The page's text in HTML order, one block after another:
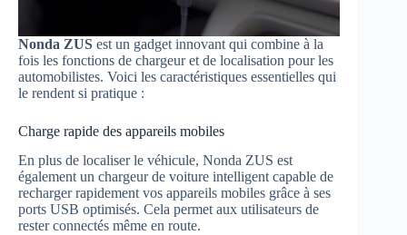
Nonda ZUS est un gadget innovant qui combine à la
fois les fonctions de chargeur et de localisation pour les
automobilistes. Voici les caractéristiques essentielles qui
le rendent si pratique :
Charge rapide des appareils mobiles
En plus de localiser le véhicule, Nonda ZUS est
également un chargeur de voiture intelligent capable de
recharger rapidement vos appareils mobiles grâce à ses
ports USB optimisés. Cela permet aux utilisateurs de
rester connectés même en route.